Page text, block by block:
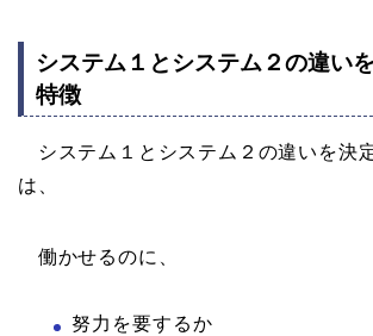
システム１とシステム２の違い
特徴
システム１とシステム２の違いを決
は、
働かせるのに、
努力を要するか